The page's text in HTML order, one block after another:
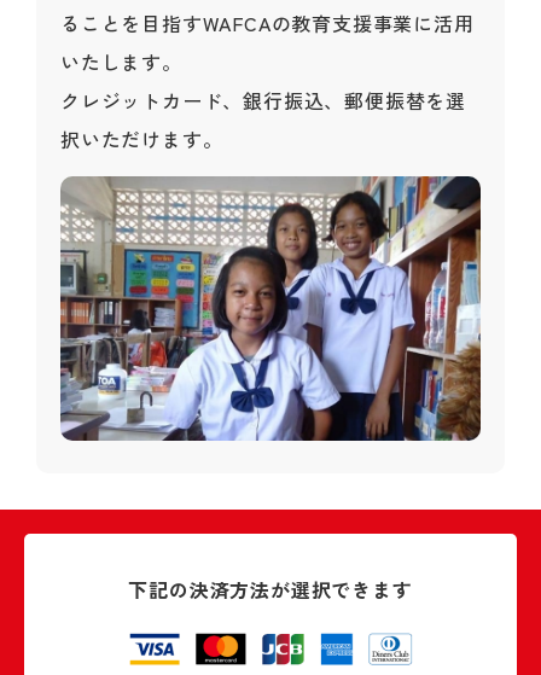
ることを目指すWAFCAの教育支援事業に活用
いたします。
クレジットカード、銀行振込、郵便振替を選
択いただけます。
下記の決済方法が選択できます